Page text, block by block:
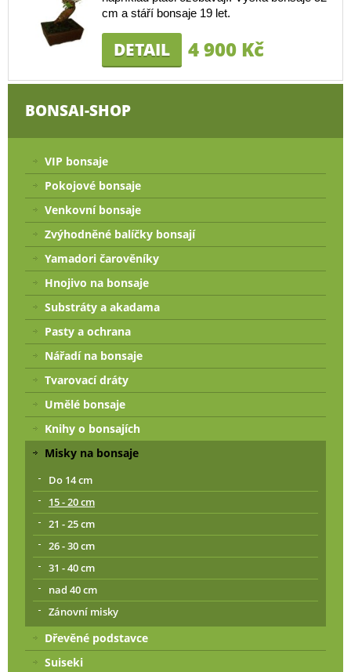
cm a stáří bonsaje 19 let.
DETAIL 4 900 Kč
BONSAI-SHOP
VIP bonsaje
Pokojové bonsaje
Venkovní bonsaje
Zvýhodněné balíčky bonsají
Yamadori čarověníky
Hnojivo na bonsaje
Substráty a akadama
Pasty a ochrana
Nářadí na bonsaje
Tvarovací dráty
Umělé bonsaje
Knihy o bonsajích
Misky na bonsaje
Do 14 cm
15 - 20 cm
21 - 25 cm
26 - 30 cm
31 - 40 cm
nad 40 cm
Zánovní misky
Dřevěné podstavce
Suiseki